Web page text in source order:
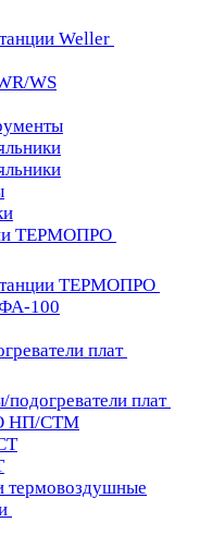
Weller
WS
ТЕРМОПРО
ТЕРМОПРО
100
плат
плат
НП/СТМ
термовоздушные